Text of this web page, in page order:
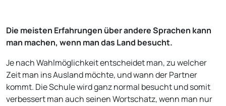
Die meisten Erfahrungen über andere Sprachen kann
man machen, wenn man das Land besucht.
Je nach Wahlmöglichkeit entscheidet man, zu welcher
Zeit man ins Ausland möchte, und wann der Partner
kommt. Die Schule wird ganz normal besucht und somit
verbessert man auch seinen Wortschatz, wenn man nur